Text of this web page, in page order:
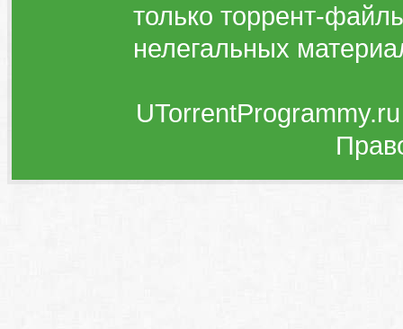
только торрент-
нелегальных
UTorrentProgrammy.ru